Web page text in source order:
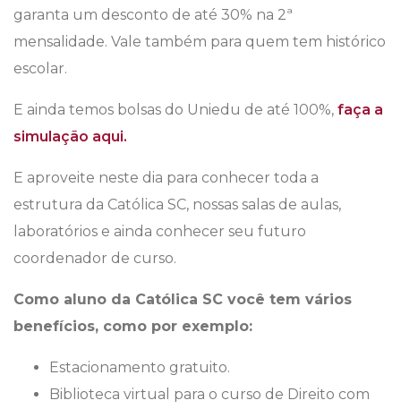
garanta um desconto de até 30% na 2ª
mensalidade. Vale também para quem tem histórico
escolar.
E ainda temos bolsas do Uniedu de até 100%, faça a
simulação aqui.
E aproveite neste dia para conhecer toda a
estrutura da Católica SC, nossas salas de aulas,
laboratórios e ainda conhecer seu futuro
coordenador de curso.
Como aluno da Católica SC você tem vários
benefícios, como por exemplo:
Estacionamento gratuito.
Biblioteca virtual para o curso de Direito com